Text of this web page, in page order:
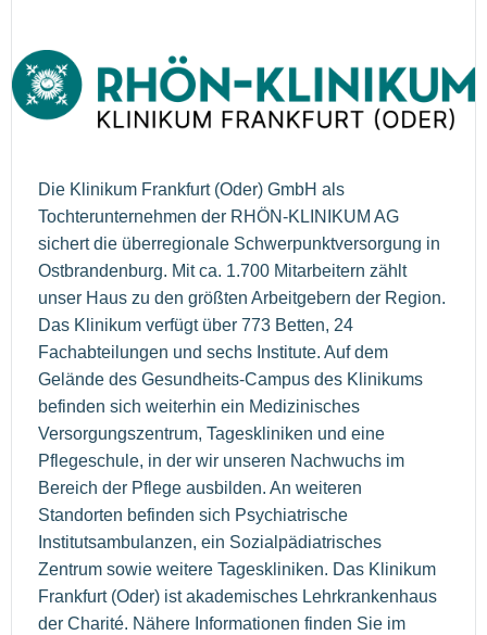
Die Klinikum Frankfurt (Oder) GmbH als
Tochterunternehmen der RHÖN-KLINIKUM AG
sichert die überregionale Schwerpunktversorgung in
Ostbrandenburg. Mit ca. 1.700 Mitarbeitern zählt
unser Haus zu den größten Arbeitgebern der Region.
Das Klinikum verfügt über 773 Betten, 24
Fachabteilungen und sechs Institute. Auf dem
Gelände des Gesundheits-Campus des Klinikums
befinden sich weiterhin ein Medizinisches
Versorgungszentrum, Tageskliniken und eine
Pflegeschule, in der wir unseren Nachwuchs im
Bereich der Pflege ausbilden. An weiteren
Standorten befinden sich Psychiatrische
Institutsambulanzen, ein Sozialpädiatrisches
Zentrum sowie weitere Tageskliniken. Das Klinikum
Frankfurt (Oder) ist akademisches Lehrkrankenhaus
der Charité. Nähere Informationen finden Sie im